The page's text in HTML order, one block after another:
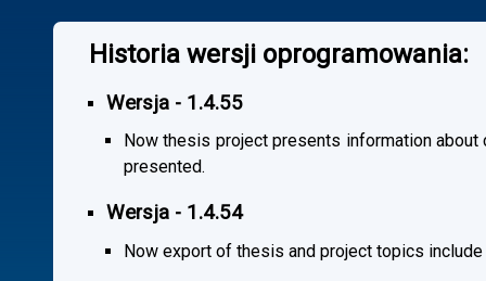
Historia wersji oprogramowania:
Wersja - 1.4.55
Now thesis project presents information
presented.
Wersja - 1.4.54
Now export of thesis and project topics